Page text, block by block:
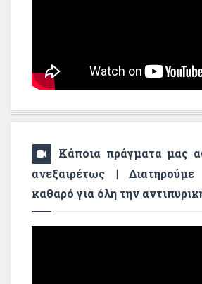
Κάποια πράγματα μας
ανεξαιρέτως |
καθαρό για όλη την